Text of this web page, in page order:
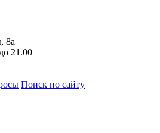
8а
21.00
Поиск по сайту